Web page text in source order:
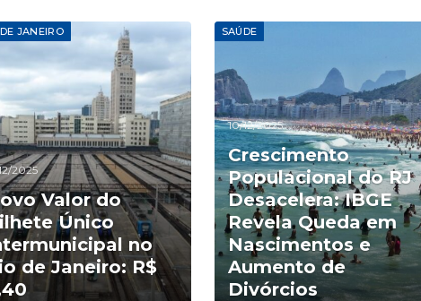
JANEIRO
2025
Valor do
Único
no
de Janeiro: R$
SAÚDE
10/12/2025
Crescimento
Populacional do RJ
Desacelera: IBGE
Revela Queda em
Nascimentos e
Aumento de
Divórcios